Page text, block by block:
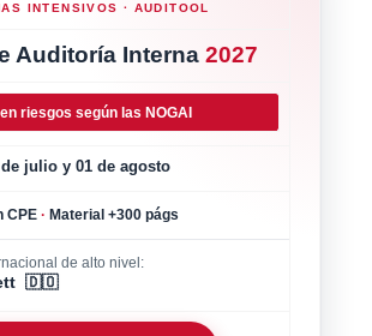
INTENSIVOS · AUDITOOL
Auditoría Interna 2027
riesgos según las NOGAI
julio y 01 de agosto
CPE · Material +300 págs
de alto nivel:
🇩🇴